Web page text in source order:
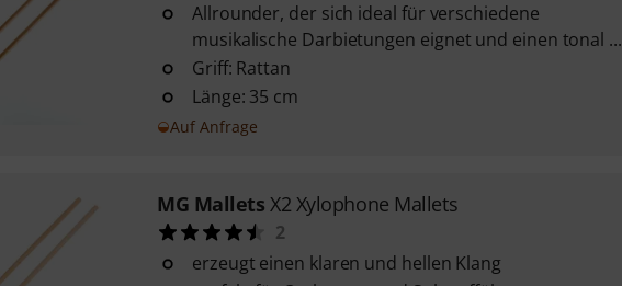
Allrounder, der sich ideal für verschiedene
musikalische Darbietungen eignet und einen tonal ...
Griff: Rattan
Länge: 35 cm
Auf Anfrage
MG Mallets X2 Xylophone Mallets
2
erzeugt einen klaren und hellen Klang